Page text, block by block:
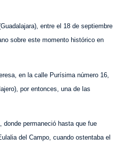
entre el 18 de septiembre
sobre este momento histórico en
en la calle Purísima número 16,
por entonces, una de las
donde permaneció hasta que fue
del Campo, cuando ostentaba el